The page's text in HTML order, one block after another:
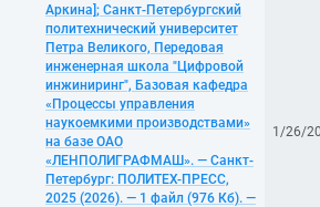
Аркина]; Санкт-Петербургский
политехнический университет
Петра Великого, Передовая
инженерная школа "Цифровой
инжиниринг", Базовая кафедра
«Процессы управления
наукоемкими производствами»
на базе ОАО
«ЛЕНПОЛИГРАФМАШ». — Санкт-
Петербург: ПОЛИТЕХ-ПРЕСС,
2025 (2026). — 1 файл (976 Кб). —
1/26/